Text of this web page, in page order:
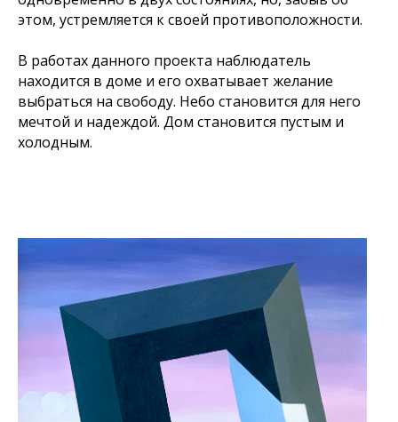
этом, устремляется к своей противоположности.
В работах данного проекта наблюдатель
находится в доме и его охватывает желание
выбраться на свободу. Небо становится для него
мечтой и надеждой. Дом становится пустым и
холодным.